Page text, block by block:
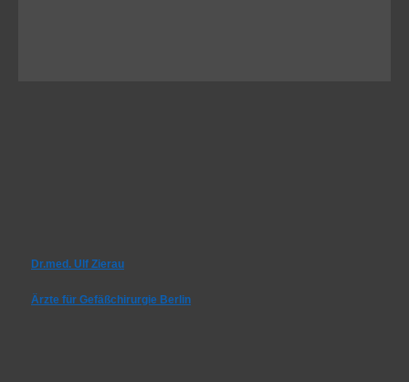
Dr.med. Ulf Zierau
Ärzte für Gefäßchirurgie Berlin